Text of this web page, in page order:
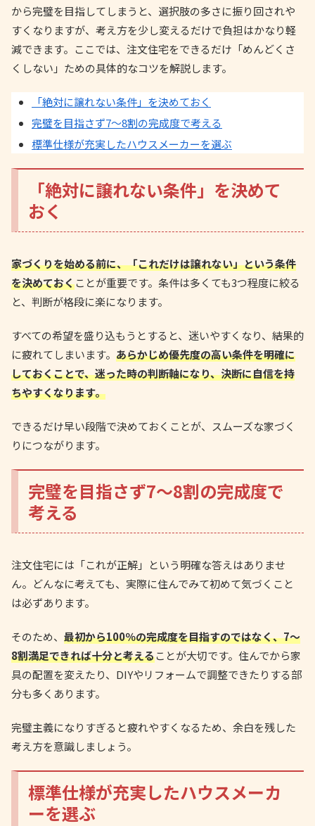
から完璧を目指してしまうと、選択肢の多さに振り回されや
すくなりますが、考え方を少し変えるだけで負担はかなり軽
減できます。ここでは、注文住宅をできるだけ「めんどくさ
くしない」ための具体的なコツを解説します。
「絶対に譲れない条件」を決めておく
完璧を目指さず7〜8割の完成度で考える
標準仕様が充実したハウスメーカーを選ぶ
「絶対に譲れない条件」を決めて
おく
家づくりを始める前に、「これだけは譲れない」という条件
を決めておくことが重要です。条件は多くても3つ程度に絞る
と、判断が格段に楽になります。
すべての希望を盛り込もうとすると、迷いやすくなり、結果的
に疲れてしまいます。 あらかじめ優先度の高い条件を明確に
しておくことで、迷った時の判断軸になり、決断に自信を持
ちやすくなります。
できるだけ早い段階で決めておくことが、スムーズな家づく
りにつながります。
完璧を目指さず7〜8割の完成度で
考える
注文住宅には「これが正解」という明確な答えはありませ
ん。どんなに考えても、実際に住んでみて初めて気づくこと
は必ずあります。
そのため、 最初から100％の完成度を目指すのではなく、7〜
8割満足できれば十分と考えることが大切です。住んでから家
具の配置を変えたり、DIYやリフォームで調整できたりする部
分も多くあります。
完璧主義になりすぎると疲れやすくなるため、余白を残した
考え方を意識しましょう。
標準仕様が充実したハウスメーカ
ーを選ぶ